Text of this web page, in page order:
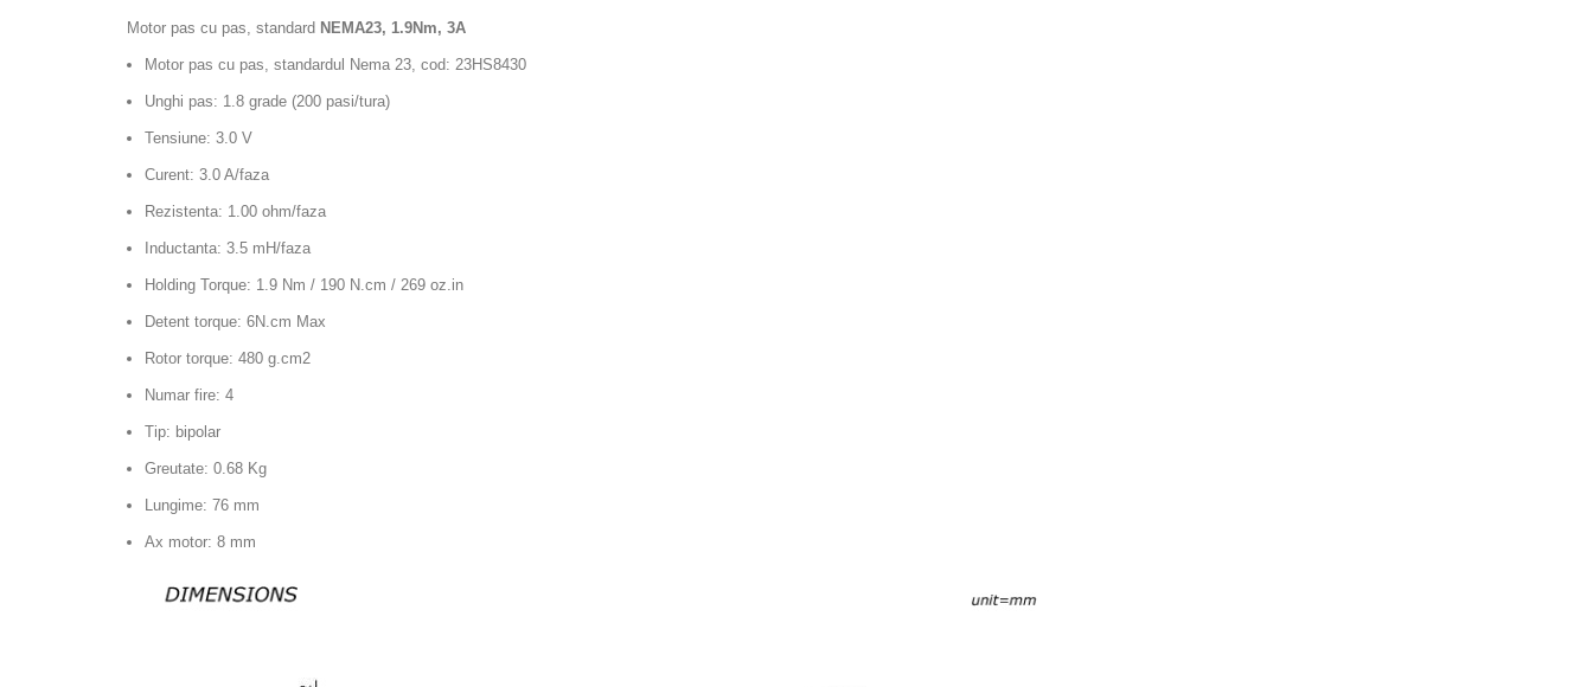
Motor pas cu pas, standard NEMA23, 1.9Nm, 3A
Motor pas cu pas, standardul Nema 23, cod: 23HS8430
Unghi pas: 1.8 grade (200 pasi/tura)
Tensiune: 3.0 V
Curent: 3.0 A/faza
Rezistenta: 1.00 ohm/faza
Inductanta: 3.5 mH/faza
Holding Torque: 1.9 Nm / 190 N.cm / 269 oz.in
Detent torque: 6N.cm Max
Rotor torque: 480 g.cm2
Numar fire: 4
Tip: bipolar
Greutate: 0.68 Kg
Lungime: 76 mm
Ax motor: 8 mm